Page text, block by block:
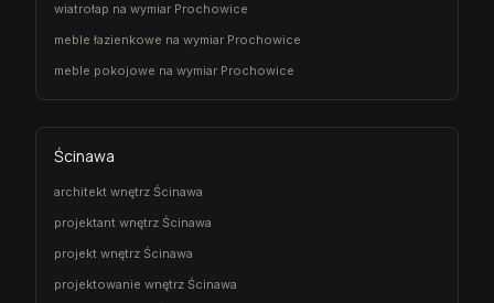
wiatrołap na wymiar Prochowice
meble łazienkowe na wymiar Prochowice
meble pokojowe na wymiar Prochowice
Ścinawa
architekt wnętrz Ścinawa
projektant wnętrz Ścinawa
projekt wnętrz Ścinawa
projektowanie wnętrz Ścinawa